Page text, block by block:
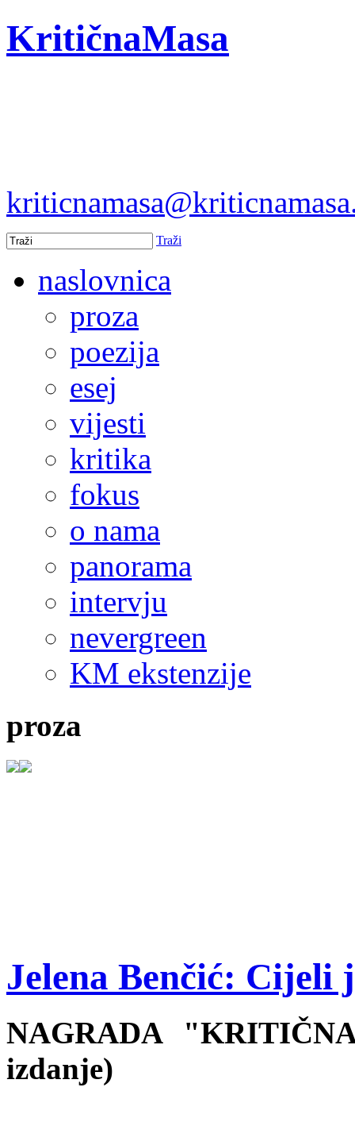
KritičnaMasa
Traži
naslovnica
proza
poezija
esej
vijesti
kritika
fokus
o nama
panorama
intervju
nevergreen
KM ekstenzije
proza
Jelena Benčić: Cijeli
NAGRADA
izdanje)